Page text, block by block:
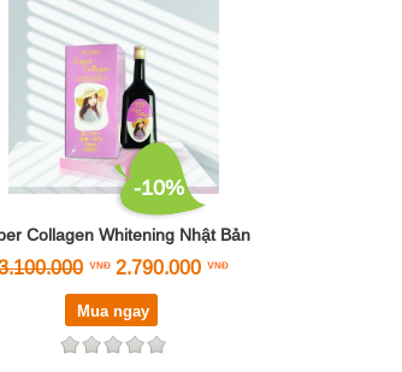
-10%
Collagen Whitening Nhật Bản
2.790.000
Mua ngay